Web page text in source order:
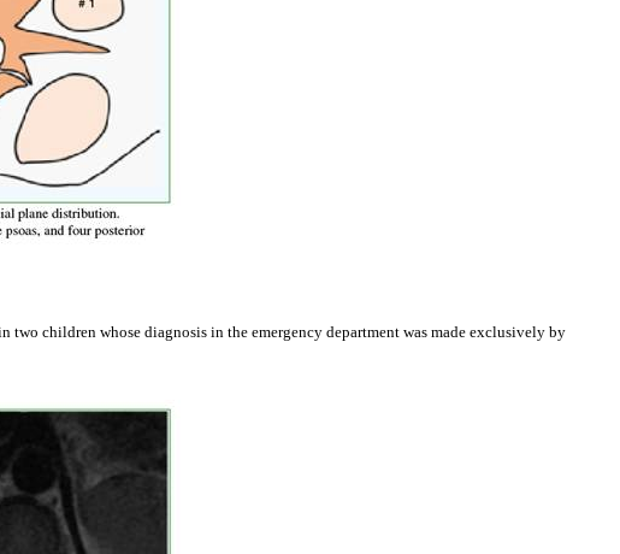
children whose diagnosis in the emergency department was made exclusively by